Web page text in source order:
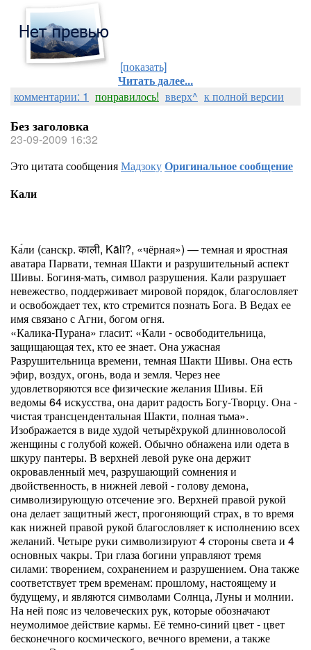
[показать]
Читать далее...
комментарии: 1 понравилось! вверх^ к полной версии
Без заголовка
23-09-2009 16:32
Это цитата сообщенияМадзокуОригинальное сообщение
Кали
Ка́ли (санскр. काली, Kālī?, «чёрная») — темная и яростная
аватара Парвати, темная Шакти и разрушительный аспект
Шивы. Богиня-мать, символ разрушения. Кали разрушает
невежество, поддерживает мировой порядок, благословляет
и освобождает тех, кто стремится познать Бога. В Ведах ее
имя связано с Агни, богом огня.
«Калика-Пурана» гласит: «Кали - освободительница,
защищающая тех, кто ее знает. Она ужасная
Разрушительница времени, темная Шакти Шивы. Она есть
эфир, воздух, огонь, вода и земля. Через нее
удовлетворяются все физические желания Шивы. Ей
ведомы 64 искусства, она дарит радость Богу-Творцу. Она -
чистая трансцендентальная Шакти, полная тьма».
Изображается в виде худой четырёхрукой длинноволосой
женщины с голубой кожей. Обычно обнажена или одета в
шкуру пантеры. В верхней левой руке она держит
окровавленный меч, разрушающий сомнения и
двойственность, в нижней левой - голову демона,
символизирующую отсечение эго. Верхней правой рукой
она делает защитный жест, прогоняющий страх, в то время
как нижней правой рукой благословляет к исполнению всех
желаний. Четыре руки символизируют 4 стороны света и 4
основных чакры. Три глаза богини управляют тремя
силами: творением, сохранением и разрушением. Она также
соответствует трем временам: прошлому, настоящему и
будущему, и являются символами Солнца, Луны и молнии.
На ней пояс из человеческих рук, которые обозначают
неумолимое действие кармы. Её темно-синий цвет - цвет
бесконечного космического, вечного времени, а также